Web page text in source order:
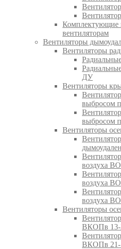
вентиляторам
Вентиляторы
Вентиляторы
ДУ
Вентиляторы
выбросом
выбросом
Вентиляторы
воздуха
воздуха
воздуха
Вентиляторы
ВКОПв 13-
ВКОПв 21-